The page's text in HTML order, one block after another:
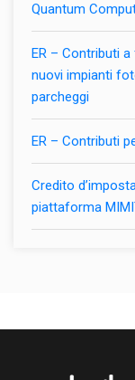
Quantum
ER – Contributi
nuovi impianti
parcheggi
ER – Contributi
Credito
piattaforma